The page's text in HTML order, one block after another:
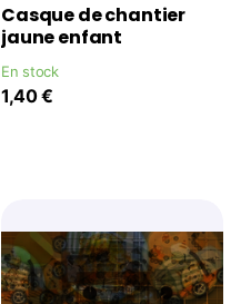
Casque de chantier
jaune enfant
En stock
1,40 €